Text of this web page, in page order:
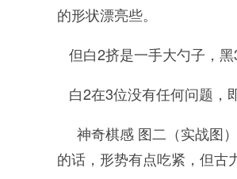
的形状漂亮些。
但白2挤是一手大勺子，
白2在3位没有任何问题，
神奇棋感 图二（实战图
的话，形势有点吃紧，但古